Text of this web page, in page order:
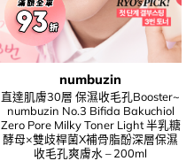
numbuzin
直達肌膚30層 保濕收毛孔Booster~
numbuzin No.3 Bifida Bakuchiol
Zero Pore Milky Toner Light 半乳糖
酵母×雙歧桿菌X補骨脂酚深層保濕
收毛孔爽膚水 – 200ml